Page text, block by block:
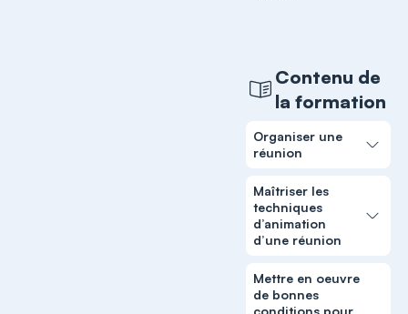
Contenu de
la formation
Organiser une
réunion
Maîtriser les
techniques
d’animation
d’une réunion
Mettre en oeuvre
de bonnes
conditions pour